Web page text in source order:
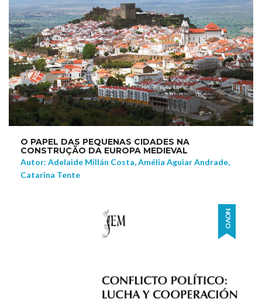
O PAPEL DAS PEQUENAS CIDADES NA
CONSTRUÇÃO DA EUROPA MEDIEVAL
Autor: Adelaide Millán Costa, Amélia Aguiar Andrade,
Catarina Tente
NOVO